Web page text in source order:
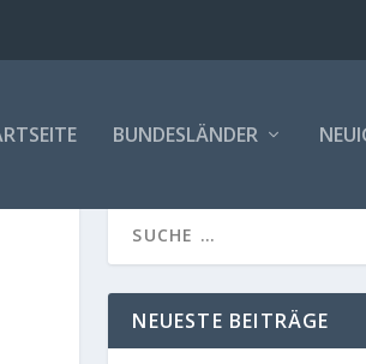
BUNDESLÄNDER
NEUESTE BEITRÄGE